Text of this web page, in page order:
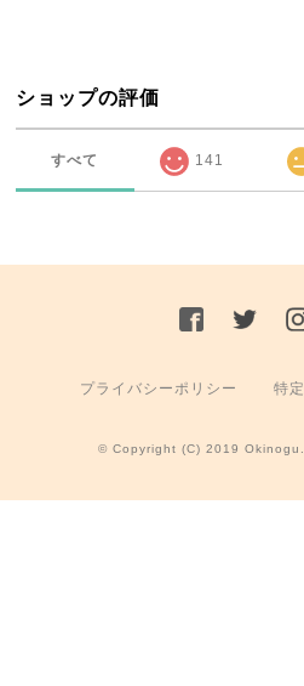
ショップの評価
すべて 141
プライバシーポリシー 特
© Copyright (C) 2019